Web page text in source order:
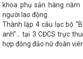
Doãn Hậu giữ chức Chủ
phòng tổ chức thành
nhà ở cho gia đình
khi bỏ cấp huyện
phê duyệt Quy hoạch
tịch Quốc hội Vương
khoa phụ sản hàng
người lao động.
Thành lập 4 câu lạc bộ
anh”... tại 3 CĐCS trực
hợp đông đảo nữ đoàn